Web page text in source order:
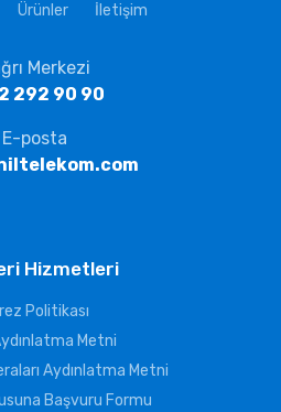
Ürünler İletişim
Merkezi
292 90 90
E-posta
Hizmetleri
Politikası
Metni
Aydınlatma Metni
Başvuru Formu